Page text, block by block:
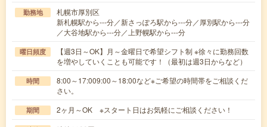
勤務地
札幌市厚別区
新札幌駅から---分／新さっぽろ駅から---分／厚別駅から---分
／大谷地駅から---分／上野幌駅から---分
曜日頻度
【週3日～OK】月～金曜日で希望シフト制 ※徐々に勤務回数
を増やしていくことも可能です！（最初は週3日からなど）
時間
8:00～17:009:00～18:00など※ご希望の時間帯をご相談くだ
さい。
期間 2ヶ月～OK ※スタート日はお気軽にご相談ください！